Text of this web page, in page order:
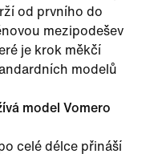
od prvního do
mezipodešev
je krok měkčí
modelů
model Vomero
celé délce přináší